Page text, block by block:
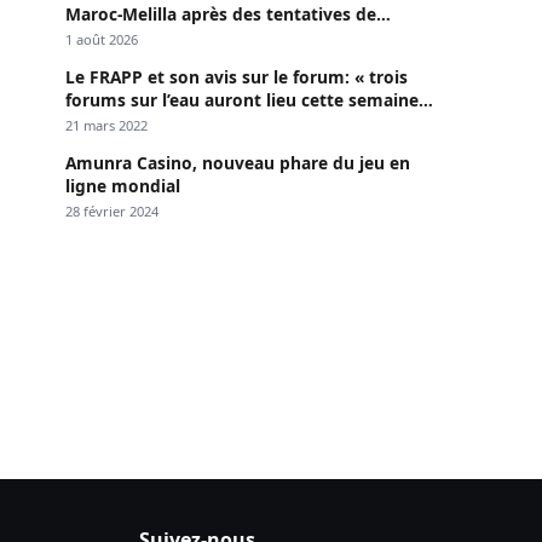
Maroc-Melilla après des tentatives de
passage
1 août 2026
Le FRAPP et son avis sur le forum: « trois
forums sur l’eau auront lieu cette semaine à
Dakar »
21 mars 2022
Amunra Casino, nouveau phare du jeu en
ligne mondial
28 février 2024